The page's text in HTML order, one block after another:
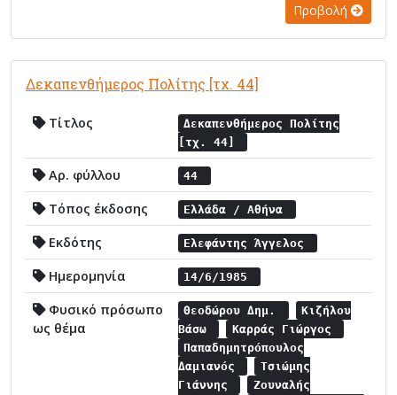
Προβολή
Δεκαπενθήμερος Πολίτης [τχ. 44]
Τίτλος
Δεκαπενθήμερος Πολίτης
[τχ. 44]
Αρ. φύλλου 44
Τόπος έκδοσης Ελλάδα / Αθήνα
Εκδότης Ελεφάντης Άγγελος
Ημερομηνία 14/6/1985
Φυσικό πρόσωπο
ως θέμα
Θεοδώρου Δημ.
Κιζήλου
Βάσω
Καρράς Γιώργος
Παπαδημητρόπουλος
Δαμιανός
Τσιώμης
Γιάννης
Ζουναλής